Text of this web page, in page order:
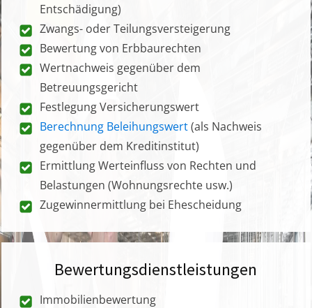
Entschädigung)
Zwangs- oder Teilungsversteigerung
Bewertung von Erbbaurechten
Wertnachweis gegenüber dem
Betreuungsgericht
Festlegung Versicherungswert
Berechnung Beleihungswert(als Nachweis
gegenüber dem Kreditinstitut)
Ermittlung Werteinfluss von Rechten und
Belastungen (Wohnungsrechte usw.)
Zugewinnermittlung bei Ehescheidung
Bewertungsdienstleistungen
Immobilienbewertung